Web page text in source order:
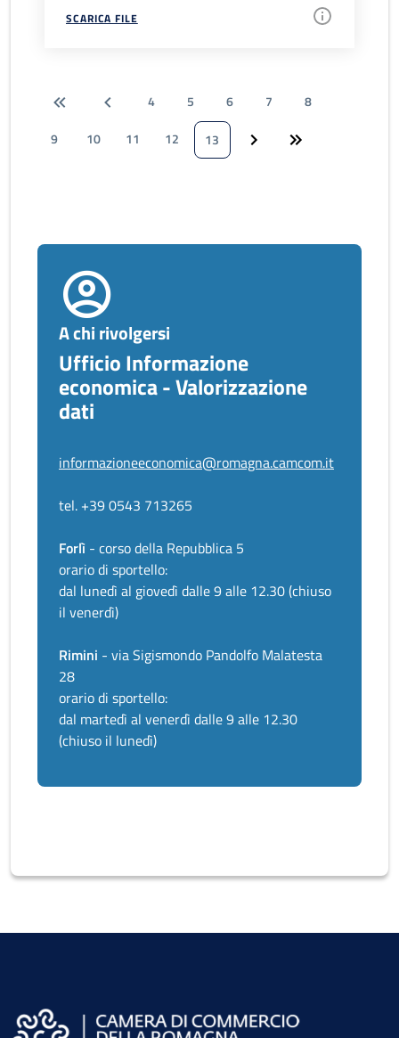
SCARICA FILE
4 5 6 7
8
9
10 11 12 13
A chi rivolgersi
Ufficio Informazione
economica - Valorizzazione
dati
informazioneeconomica@romagna.camcom.it
tel. +39 0543 713265
Forlì - corso della Repubblica 5
orario di sportello:
dal lunedì al giovedì dalle 9 alle 12.30 (chiuso
il venerdì)
Rimini - via Sigismondo Pandolfo Malatesta
28
orario di sportello:
dal martedì al venerdì dalle 9 alle 12.30
(chiuso il lunedì)